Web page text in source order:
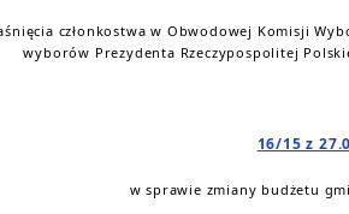
członkostwa w Obwodowej Komisji
wyborów Prezydenta Rzeczypospolitej
16/15 z
w sprawie zmiany budżetu